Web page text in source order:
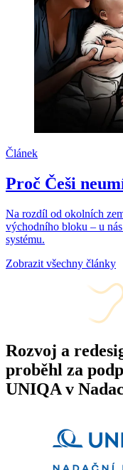
Článek
Proč Češi
Na rozdíl od okolních
východního bloku – u
systému.
Zobrazit všechny články
Rozvoj a
proběhl za
UNIQA v